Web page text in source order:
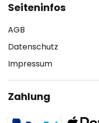
Seiteninfos
AGB
Datenschutz
Impressum
Zahlung